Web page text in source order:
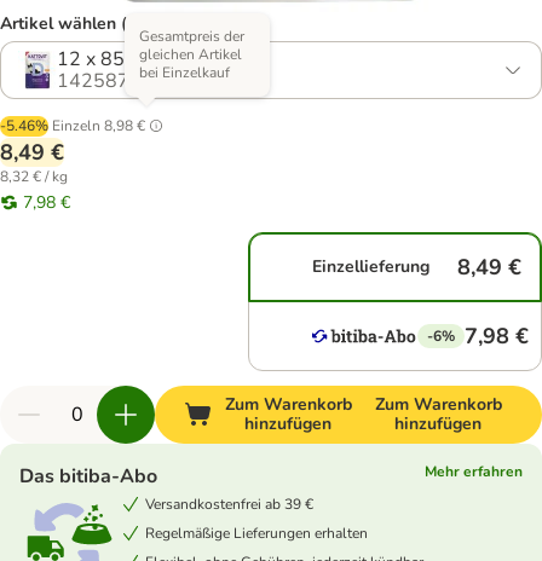
Artikel wählen (3 Varianten)
12 x 85 g
1425877.2
-5.46% Einzeln 8,98 €
Gesamtpreis der
gleichen Artikel
bei Einzelkauf
8,49 €
8,32 € / kg
7,98 €
Einzellieferung 8,49 €
-6% 7,98 €
Zum Warenkorb
hinzufügen
Zum Warenkorb
hinzufügen
Das bitiba-Abo
Mehr erfahren
Versandkostenfrei ab 39 €
Regelmäßige Lieferungen erhalten